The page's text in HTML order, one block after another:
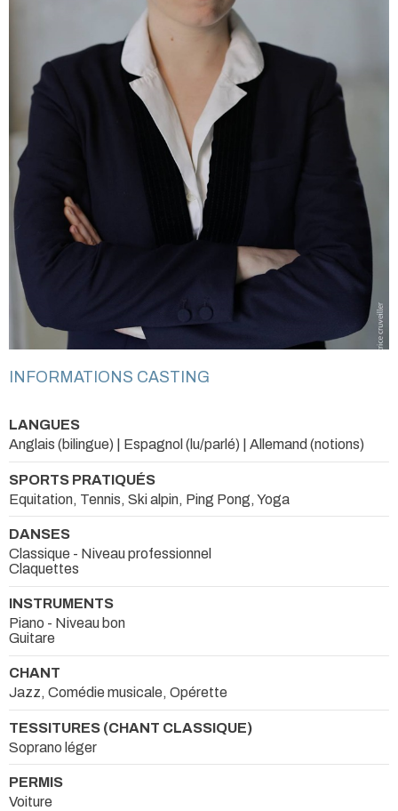
INFORMATIONS CASTING
LANGUES
Anglais (bilingue) | Espagnol (lu/parlé) | Allemand (notions)
SPORTS PRATIQUÉS
Equitation, Tennis, Ski alpin, Ping Pong, Yoga
DANSES
Classique - Niveau professionnel
Claquettes
INSTRUMENTS
Piano - Niveau bon
Guitare
CHANT
Jazz, Comédie musicale, Opérette
TESSITURES (CHANT CLASSIQUE)
Soprano léger
PERMIS
Voiture